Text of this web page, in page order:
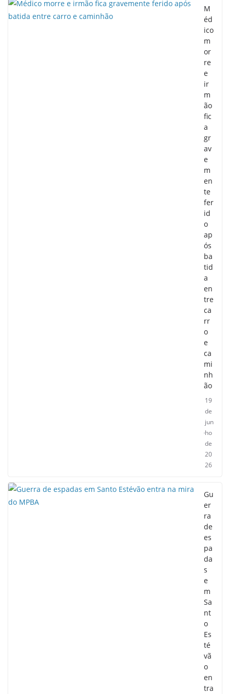
M
éd
ico
m
or
re
e
ir
m
ão
fic
a
gr
av
e
m
en
te
fer
id
o
ap
ós
ba
tid
a
en
tre
ca
rr
o
e
ca
mi
nh
ão
19
de
jun
ho
de
20
26
Gu
er
ra
de
es
pa
da
s
e
m
Sa
nt
o
Es
té
vã
o
en
tra